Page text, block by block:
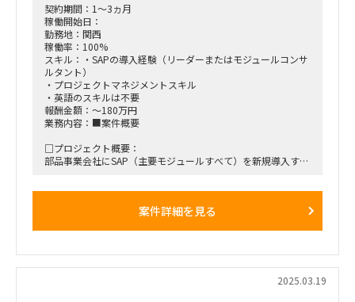
契約期間：1～3ヵ月
稼働開始日：
勤務地：関西
稼働率：100%
スキル：・SAPの導入経験（リーダーまたはモジュールコンサ
ルタント）
・プロジェクトマネジメントスキル
・英語のスキルは不要
報酬金額：～180万円
業務内容：■案件概要
□プロジェクト概要：
部品事業会社にSAP（主要モジュールすべて）を新規導入する
上流（要件定義）工程からの参画。
案件詳細を見る
2025.03.19